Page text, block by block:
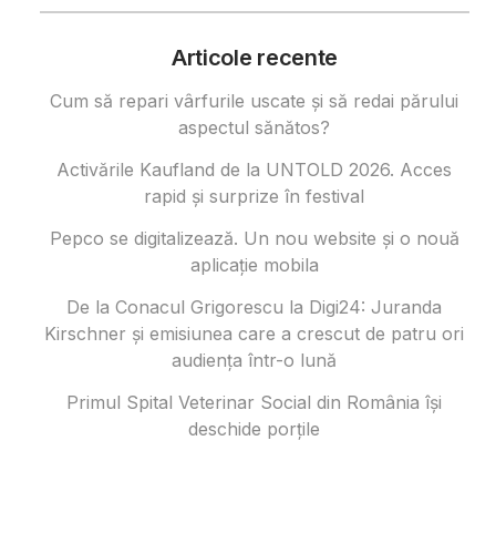
Articole recente
Cum să repari vârfurile uscate și să redai părului
aspectul sănătos?
Activările Kaufland de la UNTOLD 2026. Acces
rapid și surprize în festival
Pepco se digitalizează. Un nou website și o nouă
aplicație mobila
De la Conacul Grigorescu la Digi24: Juranda
Kirschner și emisiunea care a crescut de patru ori
audiența într-o lună
Primul Spital Veterinar Social din România își
deschide porțile